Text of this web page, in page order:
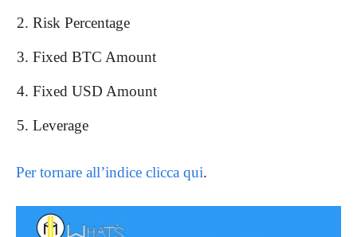
Risk Percentage
Fixed BTC Amount
Fixed USD Amount
Leverage
Per tornare all’indice clicca qui.